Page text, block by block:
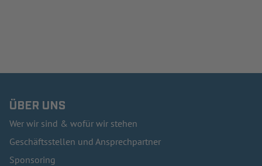
ÜBER UNS
Wer wir sind & wofür wir stehen
Geschäftsstellen und Ansprechpartner
Sponsoring